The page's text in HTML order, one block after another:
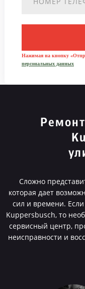
Нажимая на кнопку
персональных данных
Сложно
которая дает
сил и времени.
Kuppersbusch, то
сервисный центр,
неисправности и